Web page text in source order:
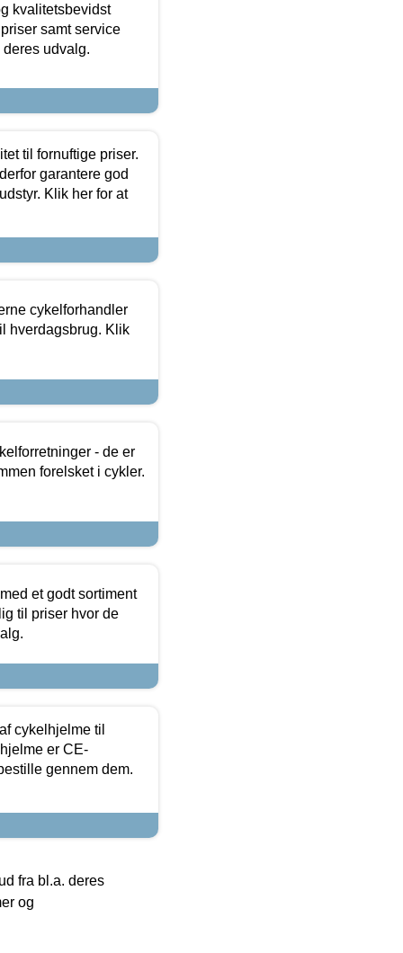
kvalitetsbevidst
samt service
udvalg.
til fornuftige priser.
garantere god
Klik her for at
cykelforhandler
hverdagsbrug. Klik
- de er
forelsket i cykler.
et godt sortiment
til priser hvor de
cykelhjelme til
er CE-
gennem dem.
fra bl.a. deres
og